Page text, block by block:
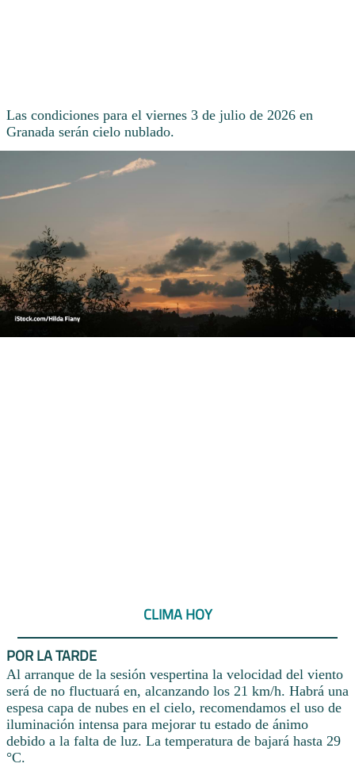
Las condiciones para el viernes 3 de julio de 2026 en
Granada serán cielo nublado.
CLIMA HOY
POR LA TARDE
Al arranque de la sesión vespertina la velocidad del viento
será de no fluctuará en, alcanzando los 21 km/h. Habrá una
espesa capa de nubes en el cielo, recomendamos el uso de
iluminación intensa para mejorar tu estado de ánimo
debido a la falta de luz. La temperatura de bajará hasta 29
°C.